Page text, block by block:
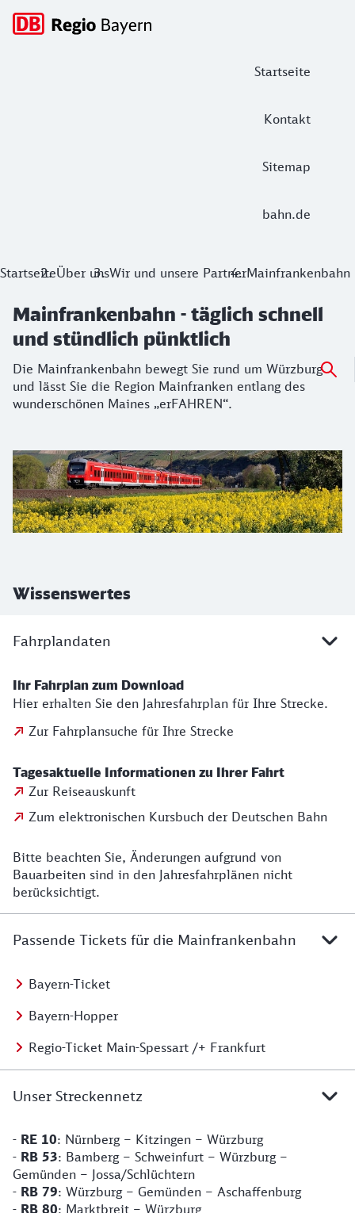
Startseite
Kontakt
Sitemap
bahn.de
Hauptnavigation
Mainfrankenbahn - täglich schnell
StartseiteÜber unsWir und unsere PartnerMainfrankenbahn
Mainfrankenbahn - täglich schnell
und stündlich pünktlich
Die Mainfrankenbahn bewegt Sie rund um Würzburg
und lässt Sie die Region Mainfranken entlang des
wunderschönen Maines „erFAHREN“.
Wissenswertes
Fahrplandaten
Ihr Fahrplan zum Download
Hier erhalten Sie den Jahresfahrplan für Ihre Strecke.
Zur Fahrplansuche für Ihre Strecke
Tagesaktuelle Informationen zu Ihrer Fahrt
Zur Reiseauskunft
Zum elektronischen Kursbuch der Deutschen Bahn
Bitte beachten Sie, Änderungen aufgrund von
Bauarbeiten sind in den Jahresfahrplänen nicht
berücksichtigt.
Passende Tickets für die Mainfrankenbahn
Bayern-Ticket
Bayern-Hopper
Regio-Ticket Main-Spessart /+ Frankfurt
Unser Streckennetz
- RE 10: Nürnberg – Kitzingen – Würzburg
- RB 53: Bamberg – Schweinfurt – Würzburg –
Gemünden – Jossa/Schlüchtern
- RB 79: Würzburg – Gemünden – Aschaffenburg
- RB 80: Marktbreit – Würzburg